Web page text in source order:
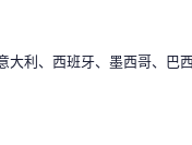
利、西班牙、墨西哥、巴